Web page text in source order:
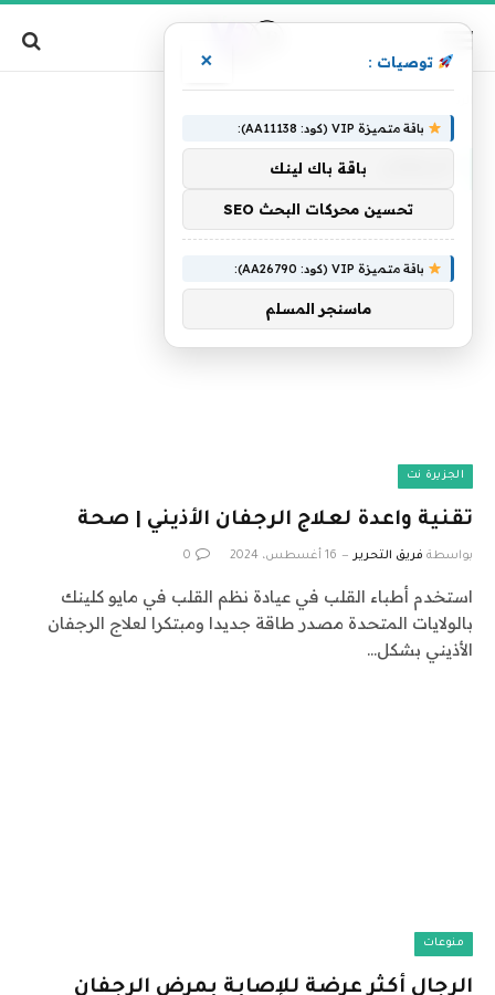
الجزيرة نت
تقنية واعدة لعلاج الرجفان الأذيني | صحة
بواسطة فريق التحرير 16 أغسطس، 2024 0
استخدم أطباء القلب في عيادة نظم القلب في مايو كلينك
بالولايات المتحدة مصدر طاقة جديدا ومبتكرا لعلاج الرجفان
الأذيني بشكل…
منوعات
الرجال أكثر عرضة للإصابة بمرض الرجفان
توصيات : ×
باقة متميزة VIP (كود: AA11138):
باقة باك لينك
تحسين محركات البحث SEO
باقة متميزة VIP (كود: AA26790):
ماسنجر المسلم